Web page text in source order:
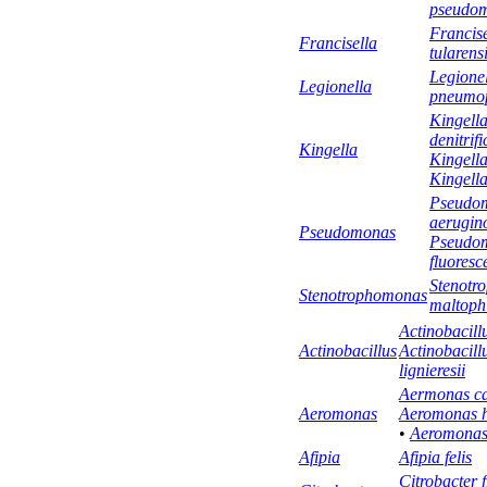
Francisella
Legionella
Kingella
Kingella
Pseudomonas
Stenotrophomonas
Actinobacillus
lignieresii
Aeromonas
Aermonas
Aeromonas
•
Afipia
Afipia felis
Citrobacter